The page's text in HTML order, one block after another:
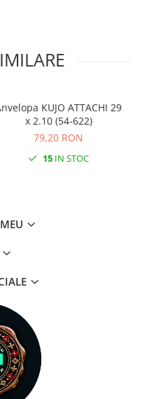
KUJO ATTACHI 29
x 2.10 (54-622)
79,20 RON
15 IN STOC